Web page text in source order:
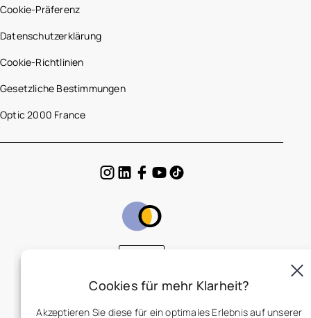
Cookie-Präferenz
Datenschutzerklärung
Cookie-Richtlinien
Gesetzliche Bestimmungen
Optic 2000 France
Cookies für mehr Klarheit?
Akzeptieren Sie diese für ein optimales Erlebnis auf unserer